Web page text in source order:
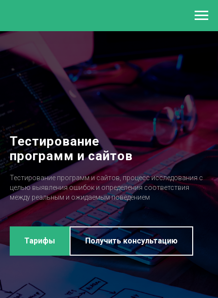
Тестирование
программ и сайтов
Тестирование программ и сайтов, процесс исследования с
целью выявления ошибок и определения соответствия
между реальным и ожидаемым поведением
Тарифы Получить консультацию